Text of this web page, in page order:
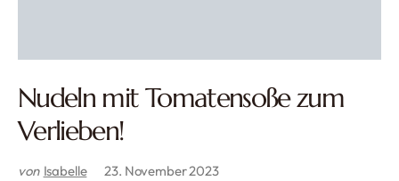
Nudeln mit Tomatensoße zum
Verlieben!
von Isabelle 23. November 2023